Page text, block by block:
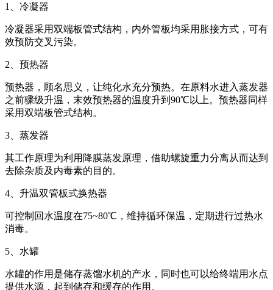
1、冷凝器
冷凝器采用双端板管式结构，内外管板均采用胀接方式，可有
效预防交叉污染。
2、预热器
预热器，顾名思义，让纯化水充分预热。在原料水进入蒸发器
之前骤级升温，末效预热器的温度升到90℃以上。预热器同样
采用双端板管式结构。
3、蒸发器
其工作原理为利用降膜蒸发原理，借助螺旋重力分离从而达到
去除杂质及内毒素的目的。
4、升温双管板式换热器
可控制回水温度在75~80℃，维持循环保温，定期进行过热水
消毒。
5、水罐
水罐的作用是储存蒸馏水机的产水，同时也可以给终端用水点
提供水源，起到储存和缓存的作用。